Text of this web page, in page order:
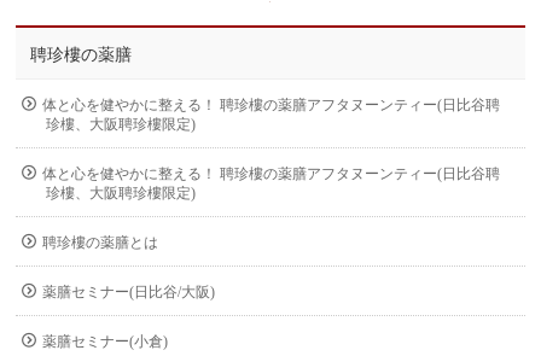
聘珍樓の薬膳
体と心を健やかに整える！ 聘珍樓の薬膳アフタヌーンティー(日比谷聘
珍樓、大阪聘珍樓限定)
体と心を健やかに整える！ 聘珍樓の薬膳アフタヌーンティー(日比谷聘
珍樓、大阪聘珍樓限定)
聘珍樓の薬膳とは
薬膳セミナー(日比谷/大阪)
薬膳セミナー(小倉)